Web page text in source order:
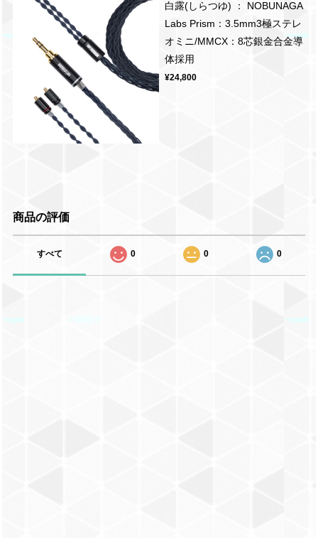
白露(しらつゆ) ： NOBUNAGA
Labs Prism：3.5mm3極ステレ
オミニ/MMCX：8芯銀金合金導
体採用
¥24,800
商品の評価
すべて 0 0 0